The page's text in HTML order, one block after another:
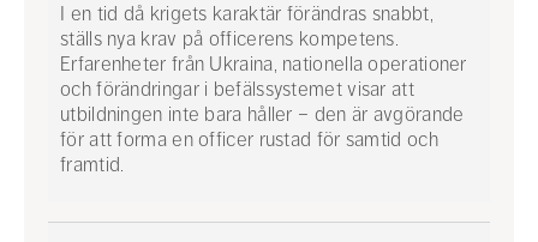
I en tid då krigets karaktär förändras snabbt,
ställs nya krav på officerens kompetens.
Erfarenheter från Ukraina, nationella operationer
och förändringar i befälssystemet visar att
utbildningen inte bara håller – den är avgörande
för att forma en officer rustad för samtid och
framtid.